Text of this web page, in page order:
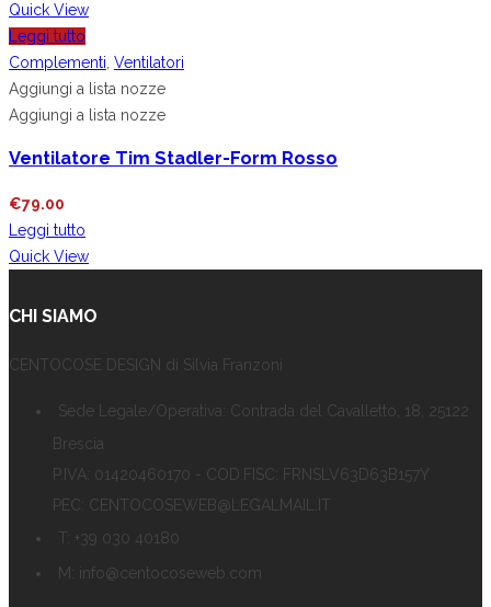
Quick View
Leggi tutto
Complementi Ventilatori
Aggiungi a lista nozze
Aggiungi a lista nozze
Ventilatore Tim Stadler-Form Rosso
€79.00
Leggi tutto
Quick View
CHI SIAMO
CENTOCOSE DESIGN di Silvia Franzoni
Sede Legale/Operativa: Contrada del Cavalletto, 18, 25122
Brescia
P.IVA: 01420460170 - COD.FISC: FRNSLV63D63B157Y
PEC: CENTOCOSEWEB@LEGALMAIL.IT
T: +39 030 40180
M: info@centocoseweb.com